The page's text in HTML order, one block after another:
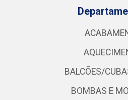
BALCÕES/
BOMBAS E